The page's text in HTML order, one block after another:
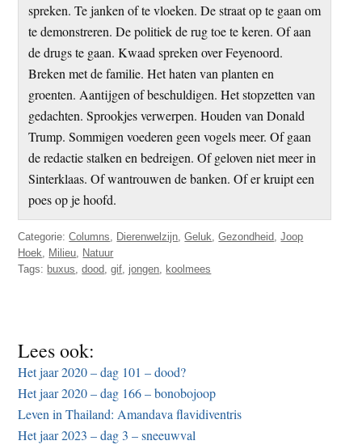
spreken. Te janken of te vloeken. De straat op te gaan om
te demonstreren. De politiek de rug toe te keren. Of aan
de drugs te gaan. Kwaad spreken over Feyenoord.
Breken met de familie. Het haten van planten en
groenten. Aantijgen of beschuldigen. Het stopzetten van
gedachten. Sprookjes verwerpen. Houden van Donald
Trump. Sommigen voederen geen vogels meer. Of gaan
de redactie stalken en bedreigen. Of geloven niet meer in
Sinterklaas. Of wantrouwen de banken. Of er kruipt een
poes op je hoofd.
Categorie:Columns, Dierenwelzijn,Geluk,Gezondheid,Joop
Hoek, Milieu, Natuur
Tags: buxus,dood,gif, jongen, koolmees
Lees ook:
Het jaar 2020 – dag 101 – dood?
Het jaar 2020 – dag 166 – bonobojoop
Leven in Thailand: Amandava flavidiventris
Het jaar 2023 – dag 3 – sneeuwval